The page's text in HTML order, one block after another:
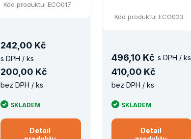
Kód produktu: ECO017
242,00 Kč
s DPH / ks
200,00 Kč
bez DPH / ks
SKLADEM
Detail
Kód produktu: ECO023
496,10 Kč s DPH / ks
410,00 Kč
bez DPH / ks
SKLADEM
Detail